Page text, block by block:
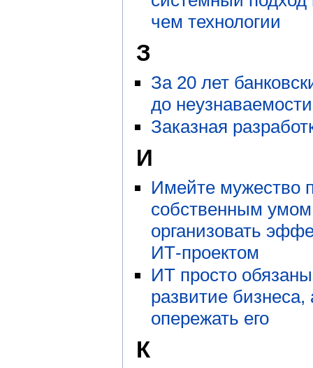
чем технологии
З
За 20 лет
до неузнаваемости
Заказная
И
Имейте мужество
собственным
организовать
ИТ-проектом
ИТ просто
развитие
опережать его
К